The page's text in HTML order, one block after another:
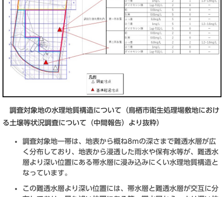
調査対象地の水理地質構造について（鳥栖市衛生処理場敷地におけ
る土壌等状況調査について（中間報告）より抜粋）
調査対象地一帯は、地表から概ね8ｍの深さまで難透水層が広
く分布しており、地表から浸透した雨水や保有水等が、難透水
層より深い位置にある帯水層に浸み込みにくい水理地質構造と
なっています。
この難透水層より深い位置には、帯水層と難透水層が交互に分